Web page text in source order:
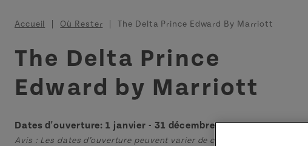
Fil d'Ariane
Accueil Où Rester The Delta Prince Edward By Marriott
The Delta Prince
Edward by Marriott
Dates d'ouverture: 1 janvier - 31 décembre
Avis : Les dates d’ouverture peuvent varier de celles publiées ici.